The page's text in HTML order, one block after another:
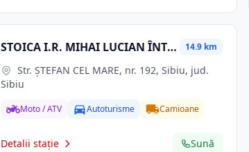
STOICA I.R. MIHAI LUCIAN ÎNTREPRINDERE INDIVIDUALĂ 14.9 km
Sibiu
Moto / ATV Autoturisme Camioane
Detalii stație Sună